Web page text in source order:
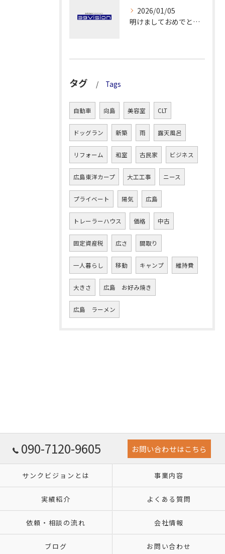
2026/01/05
明けましておめでとうございます！
タグ Tags
自動車 向島 美容室 CLT
ドッグラン 新築 雨 露天風呂
リフォーム 和室 古民家 ビジネス
広島東洋カープ 大工工事 ニース
プライベート 陽気 広島
トレーラーハウス 価格 中古
固定資産税 広さ 間取り
一人暮らし 移動 キャンプ 維持費
大きさ 広島 お好み焼き
広島 ラーメン
090-7120-9605 お問い合わせはこちら
サンクビジョンとは 事業内容
実績紹介 よくある質問
依頼・相談の流れ 会社情報
ブログ お問い合わせ